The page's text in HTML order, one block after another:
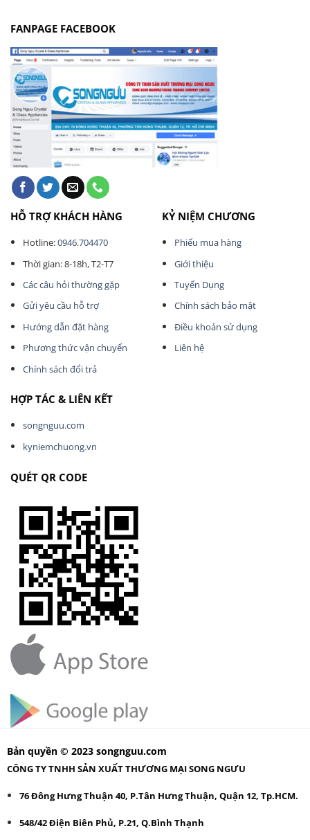
FANPAGE FACEBOOK
HỖ TRỢ KHÁCH HÀNG
Hotline:0946.704470
Thời gian: 8-18h, T2-T7
Các câu hỏi thường gặp
Gửi yêu cầu hỗ trợ
Hướng dẫn đặt hàng
Phương thức vận chuyển
Chính sách đổi trả
KỶ NIỆM CHƯƠNG
Phiếu mua hàng
Giới thiệu
Tuyển Dụng
Chính sách bảo mật
Điều khoản sử dụng
Liên hệ
HỢP TÁC & LIÊN KẾT
songnguu.com
kyniemchuong.vn
QUÉT QR CODE
Bản quyền © 2023 songnguu.com
CÔNG TY TNHH SẢN XUẤT THƯƠNG MẠI SONG NGƯU
76 Đông Hưng Thuận 40, P.Tân Hưng Thuận, Quận 12, Tp.HCM.
548/42 Điện Biên Phủ, P.21, Q.Bình Thạnh